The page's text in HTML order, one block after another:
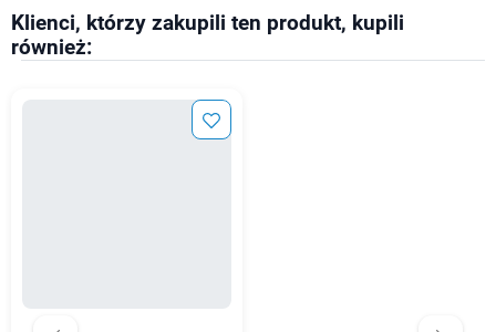
Klienci, którzy zakupili ten produkt, kupili
również: